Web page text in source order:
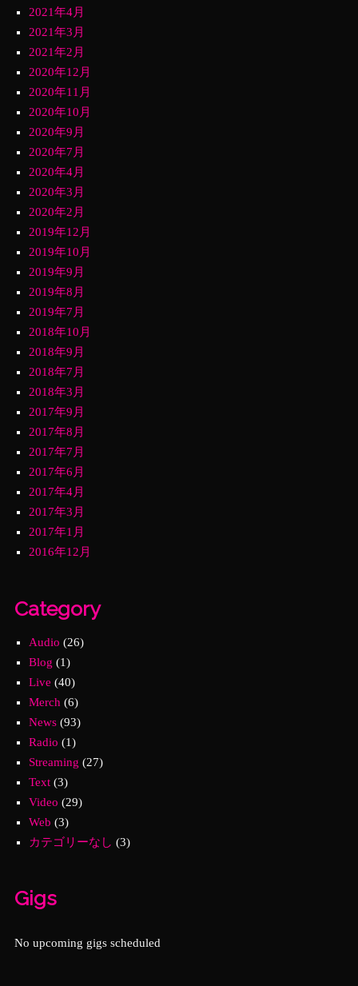
2021年4月
2021年3月
2021年2月
2020年12月
2020年11月
2020年10月
2020年9月
2020年7月
2020年4月
2020年3月
2020年2月
2019年12月
2019年10月
2019年9月
2019年8月
2019年7月
2018年10月
2018年9月
2018年7月
2018年3月
2017年9月
2017年8月
2017年7月
2017年6月
2017年4月
2017年3月
2017年1月
2016年12月
Category
Audio (26)
Blog (1)
Live (40)
Merch (6)
News(93)
Radio (1)
Streaming (27)
Text(3)
Video (29)
Web (3)
カテゴリーなし (3)
Gigs
No upcoming gigs scheduled